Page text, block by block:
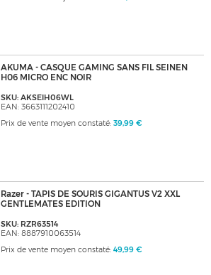
AKUMA - CASQUE GAMING SANS FIL SEINEN
H06 MICRO ENC NOIR
SKU: AKSEIH06WL
EAN: 3663111202410
Prix de vente moyen constaté: 39,99 €
Razer - TAPIS DE SOURIS GIGANTUS V2 XXL
GENTLEMATES EDITION
SKU: RZR63514
EAN: 8887910063514
Prix de vente moyen constaté: 49,99 €